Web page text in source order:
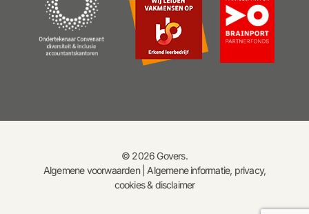
© 2026 Govers.
Algemene voorwaarden| Algemene informatie, privacy,
cookies & disclaimer